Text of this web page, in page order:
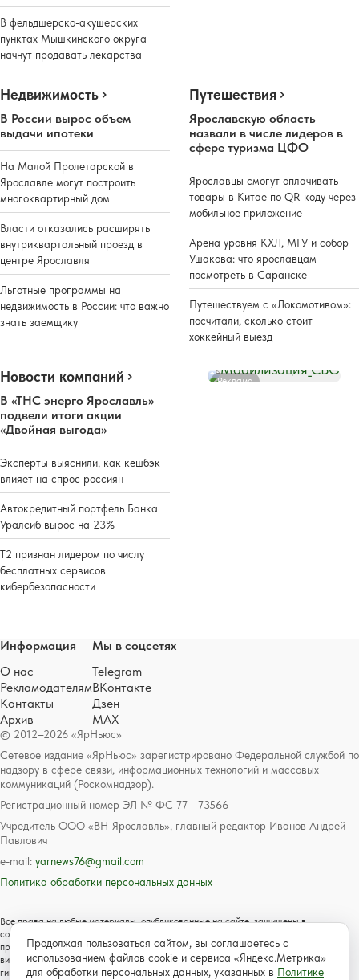
В фельдшерско-акушерских
пунктах Мышкинского округа
начнут продавать лекарства
Недвижимость
В России вырос объем
выдачи ипотеки
На Малой Пролетарской в
Ярославле могут построить
многоквартирный дом
Власти отказались расширять
внутриквартальный проезд в
центре Ярославля
Льготные программы на
недвижимость в России: что важно
знать заемщику
Путешествия
Ярославскую область
назвали в числе лидеров в
сфере туризма ЦФО
Ярославцы смогут оплачивать
товары в Китае по QR-коду через
мобильное приложение
Арена уровня КХЛ, МГУ и собор
Ушакова: что ярославцам
посмотреть в Саранске
Путешествуем с «Локомотивом»:
посчитали, сколько стоит
хоккейный выезд
Новости компаний
В «ТНС энерго Ярославль»
подвели итоги акции
«Двойная выгода»
Эксперты выяснили, как кешбэк
влияет на спрос россиян
Автокредитный портфель Банка
Уралсиб вырос на 23%
Т2 признан лидером по числу
бесплатных сервисов
кибербезопасности
Реклама
© 2012–2026 «ЯрНьюс»
Сетевое издание «ЯрНьюс» зарегистрировано Федеральной службой по
надзору в сфере связи, информационных технологий и массовых
коммуникаций (Роскомнадзор).
Регистрационный номер ЭЛ № ФС 77 - 73566
Учредитель ООО «ВН-Ярославль», главный редактор Иванов Андрей
Павлович
e-mail: yarnews76@gmail.com
Политика обработки персональных данных
Все права на любые материалы, опубликованные на сайте, защищены в
соответствии с российским и международным законодательством об авторском
праве и смежных правах. Любое использование текстовых, фото, аудио и
видеоматериалов возможно только с согласия правообладателя с обязательной
гиперссылкой на сайт https://www.yarnews.net; Для детей старше 16 лет.
Информация
О нас
Рекламодателям
Контакты
Архив
Мы в соцсетях
Telegram
ВКонтакте
Дзен
MAX
Продолжая пользоваться сайтом, вы соглашаетесь с
использованием файлов cookie и сервиса «Яндекс.Метрика»
для обработки персональных данных, указанных в Политике